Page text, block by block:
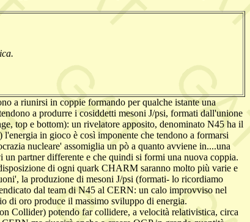
a riunirsi in coppie formando per qualche istante una
a produrre i cosiddetti mesoni J/psi, formati dall'unione
top e bottom): un rivelatore apposito, denominato N45 ha il
in gioco è così imponente che tendono a formarsi
nucleare' assomiglia un pò a quanto avviene in....una
partner differente e che quindi si formi una nuova coppia.
di ogni quark CHARM saranno molto più varie e
la produzione di mesoni J/psi (formati- lo ricordiamo
dal team di N45 al CERN: un calo improvviso nel
di oro produce il massimo sviluppo di energia.
Collider) potendo far collidere, a velocità relativistica, circa